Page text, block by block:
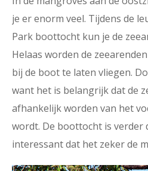
je er enorm veel. Tijdens de
Park boottocht kun je de
Helaas worden de
bij de boot te laten vliegen.
want het is belangrijk dat de
afhankelijk worden van het
wordt. De boottocht is verder
interessant dat het zeker de